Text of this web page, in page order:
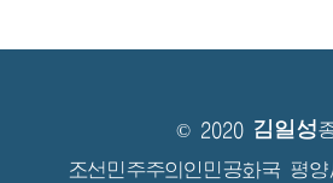
© 2020 김일성
조선민주주의인민공화국 평